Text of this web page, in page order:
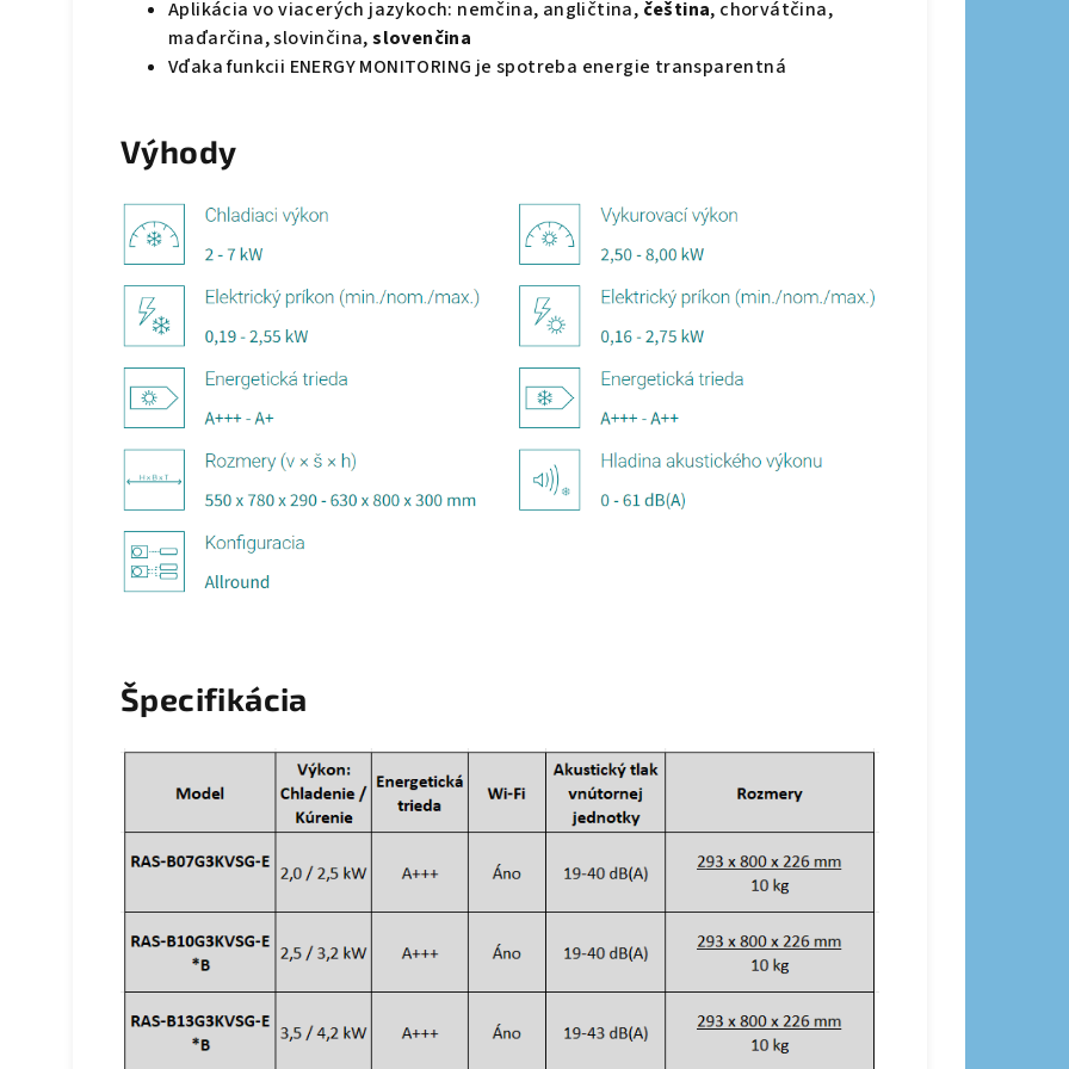
Aplikácia vo viacerých jazykoch: nemčina, angličtina, čeština, chorvátčina,
maďarčina, slovinčina,slovenčina
Vďaka funkcii ENERGY MONITORING je spotreba energie transparentná
Výhody
Špecifikácia